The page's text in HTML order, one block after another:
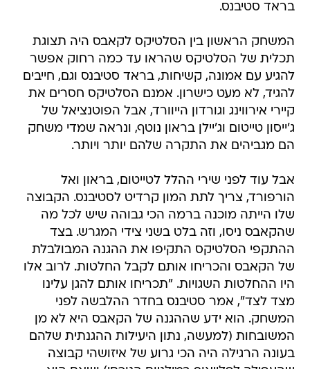
בראד סטיבנס.
המשחק הראשון בין הסלטיקס לקאבס היה תצוגת
תכלית של הסלטיקס שהראו עד כמה רחוק אפשר
להגיע עם אמונה, קשיחות, בראד סטיבנס וגם, חייבים
להגיד, לא מעט כישרון. אמנם הסלטיקס חסרים את
קיירי אירווינג וגורדון הייוורד, אבל הפוטנציאל של
ג'ייסון טייטום וג'יילן בראון נוטף, ונראה שמדי משחק
הם מגביהים את התקרה שלהם יותר ויותר.
אבל עוד לפני שירי ההלל לטייטום, בראון ואל
הורפורד, צריך לתת המון קרדיט לסטיבנס. הקבוצה
שלו הייתה מוכנה ברמה הכי גבוהה שיש לכל מה
שהקאבס ניסו, וזה בלט בשני צידי המגרש. בצד
ההתקפי הסלטיקס התקיפו את ההגנה המבולבלת
של הקאבס והכריחו אותם לקבל החלטות. לרוב אלו
היו ההחלטות השגויות. "תכריחו אותם להגן עלינו
מצד לצד", אמר סטיבנס בחדר ההלבשה לפני
המשחק. הוא ידע שההגנה של הקאבס היא לא מן
המשובחות (למעשה, נתון היעילות ההגנתית שלהם
בעונה הרגילה היה הכי גרוע של איזושהי קבוצה